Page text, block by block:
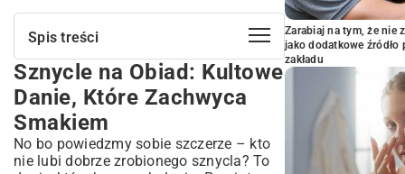
Spis treści
Sznycle na Obiad: Kultowe Danie, Które
Zachwyca Smakiem
Czym Różni się Sznycel od Kotleta
Schabowego?
Krótka Historia Popularności Sznycla w
Kuchni
Sznycle na Obiad: Kultowe
Danie, Które Zachwyca
Smakiem
No bo powiedzmy sobie szczerze – kto
nie lubi dobrze zrobionego sznycla? To
Zarabiaj na tym, że nie
jako dodatkowe
zakładu